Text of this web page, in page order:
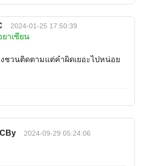
2024-01-25 17:50:39
าเซียน
ชวนติดตามแต่คำผิดเยอะไปหน่อย
2024-09-29 05:24:06